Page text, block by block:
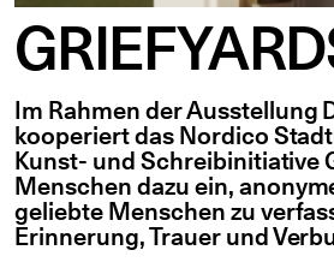
Im Rahmen der Ausstellung
kooperiert das Nordico
Kunst- und Schreibinitiative
Menschen dazu ein,
geliebte Menschen zu
Erinnerung, Trauer und